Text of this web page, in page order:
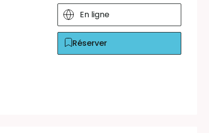
En ligne
Réserver